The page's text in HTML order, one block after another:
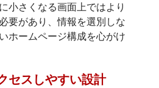
小さくなる画面上ではより
要があり、情報を選別しな
ホームページ構成を心がけ
セスしやすい設計